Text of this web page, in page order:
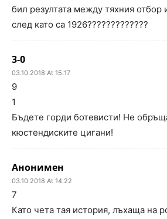
бил резултата между тяхния отбор
след като са 1926?????????????
3-0
03.10.2018 At 15:17
9
1
Бъдете горди ботевисти! Не
кюстендиските цигани!
Анонимен
03.10.2018 At 14:22
7
Като чета тая история, лъхаща на